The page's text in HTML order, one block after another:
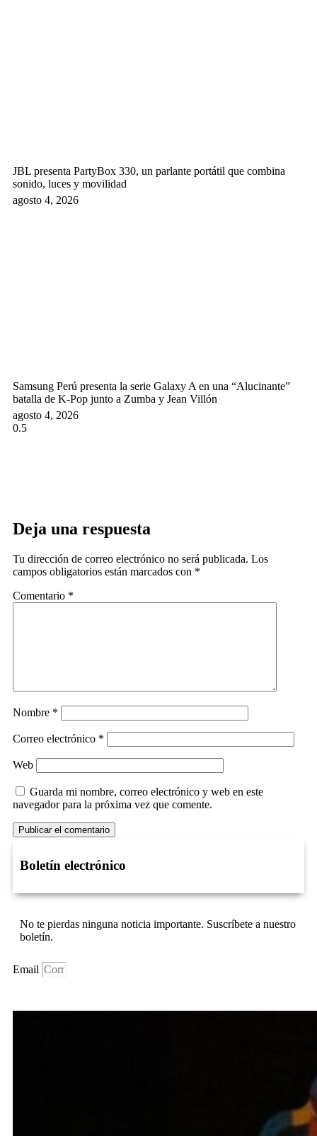
JBL presenta PartyBox 330, un parlante portátil que combina
sonido, luces y movilidad
agosto 4, 2026
Samsung Perú presenta la serie Galaxy A en una “Alucinante”
batalla de K-Pop junto a Zumba y Jean Villón
agosto 4, 2026
Deja una respuesta
Tu dirección de correo electrónico no será publicada. Los
campos obligatorios están marcados con *
Comentario *
Nombre *
Correo electrónico *
Web
Guarda mi nombre, correo electrónico y web en este
navegador para la próxima vez que comente.
Boletín electrónico
No te pierdas ninguna noticia importante. Suscríbete a nuestro
boletín.
Email